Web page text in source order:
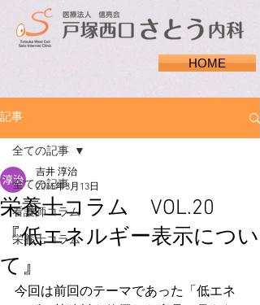
HOME
記事
全ての記事
看護師コラム
栄養士コラム
全ての記事
栄養士コラム VOL.20
『低エネルギー表示につい
て』
吉井 淳治
2015年3月13日
今回は前回のテーマであった「低エネ